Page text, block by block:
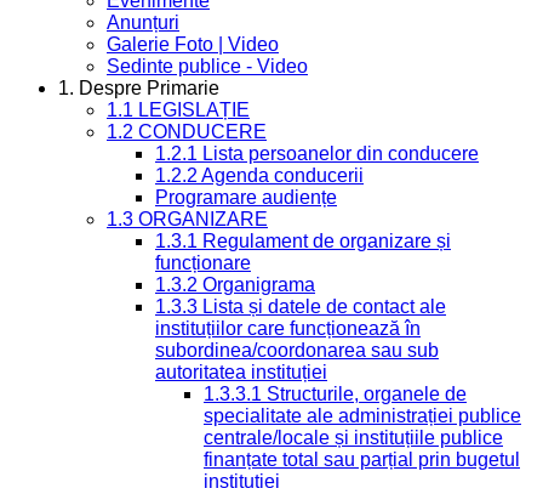
Anunțuri
Galerie Foto | Video
Sedinte publice - Video
1. Despre Primarie
1.1 LEGISLAȚIE
1.2 CONDUCERE
1.2.1 Lista persoanelor din conducere
1.2.2 Agenda conducerii
Programare audiențe
1.3 ORGANIZARE
1.3.1 Regulament de organizare și
funcționare
1.3.2 Organigrama
1.3.3 Lista și datele de contact ale
instituțiilor care funcționează în
subordinea/coordonarea sau sub
autoritatea instituției
1.3.3.1 Structurile, organele de
specialitate ale administrației publice
centrale/locale și instituțiile publice
finanțate total sau parțial prin bugetul
instituției